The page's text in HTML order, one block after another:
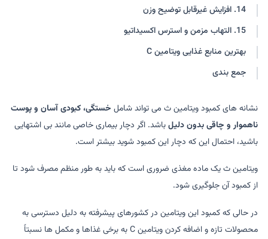
14. افزایش غیرقابل توضیح وزن
15. التهاب مزمن و استرس اکسیداتیو
بهترین منابع غذایی ویتامین C
جمع بندی
نشانه های کمبود ویتامین ث می تواند شامل خستگی، کبودی آسان و پوست
ناهموار و چاقی بدون دلیلباشد. اگر دچار بیماری خاصی مانند بی اشتهایی
باشید، احتمال این که دچار این کمبود شوید بیشتر است.
ویتامین ث یک ماده مغذی ضروری است که باید به طور منظم مصرف شود تا
از کمبود آن جلوگیری شود.
در حالی که کمبود این ویتامین در کشورهای پیشرفته به دلیل دسترسی به
محصولات تازه و اضافه کردن ویتامین C به برخی غذاها و مکمل ها نسبتاً